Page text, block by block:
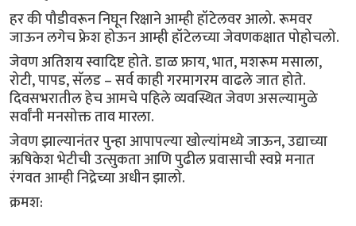
हर की पौडीवरून निघून रिक्षाने आम्ही हॉटेलवर आलो. रूमवर
जाऊन लगेच फ्रेश होऊन आम्ही हॉटेलच्या जेवणकक्षात पोहोचलो.
जेवण अतिशय स्वादिष्ट होते. डाळ फ्राय, भात, मशरूम मसाला,
रोटी, पापड, सॅलड – सर्व काही गरमागरम वाढले जात होते.
दिवसभरातील हेच आमचे पहिले व्यवस्थित जेवण असल्यामुळे
सर्वांनी मनसोक्त ताव मारला.
जेवण झाल्यानंतर पुन्हा आपापल्या खोल्यांमध्ये जाऊन, उद्याच्या
ऋषिकेश भेटीची उत्सुकता आणि पुढील प्रवासाची स्वप्ने मनात
रंगवत आम्ही निद्रेच्या अधीन झालो.
क्रमश: